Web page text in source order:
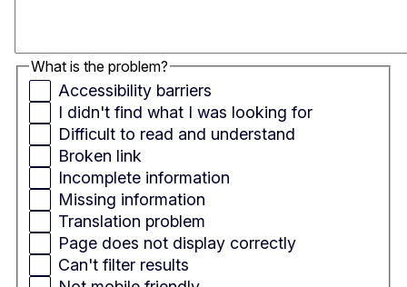
What is the problem?
Accessibility barriers
I didn't find what I was looking for
Difficult to read and understand
Broken link
Incomplete information
Missing information
Translation problem
Page does not display correctly
Can't filter results